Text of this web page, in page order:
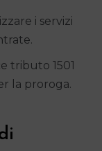
i servizi
tributo 1501
la proroga.